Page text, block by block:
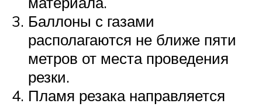
Баллоны с газами
располагаются не ближе пяти
метров от места проведения
резки.
Пламя резака направляется